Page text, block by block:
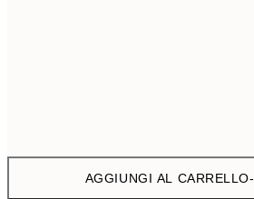
AGGIUNGI AL CARRELLO-